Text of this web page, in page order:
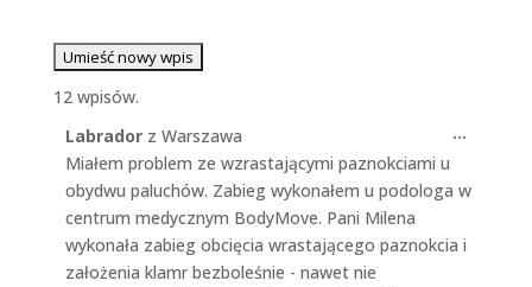
12 wpisów.
Labrador z Warszawa
Miałem problem ze wzrastającymi paznokciami u
obydwu paluchów. Zabieg wykonałem u podologa w
centrum medycznym BodyMove. Pani Milena
wykonała zabieg obcięcia wrastającego paznokcia i
założenia klamr bezboleśnie - nawet nie
...